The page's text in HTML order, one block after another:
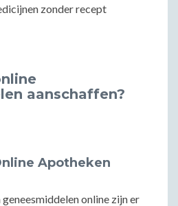
aanschaffen?
Apotheken
online zijn er